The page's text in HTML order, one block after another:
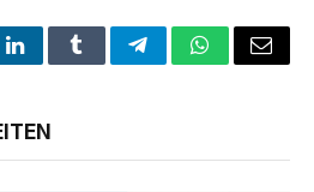
LinkedInTumblrTelegramWhatsApp
Email